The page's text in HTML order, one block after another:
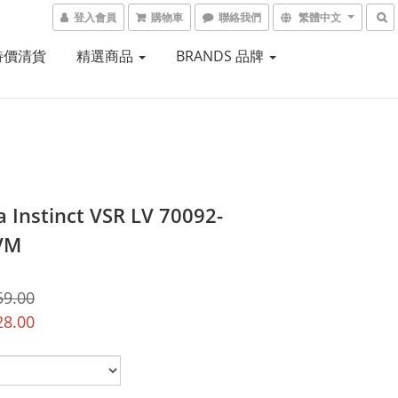
登入會員 購物車 聯絡我們 繁體中文
價清貨 精選商品 BRANDS 品牌
Instinct VSR LV 70092-